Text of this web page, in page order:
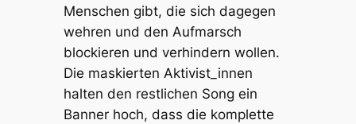
Menschen gibt, die sich dagegen
wehren und den Aufmarsch
blockieren und verhindern wollen.
Die maskierten Aktivist_innen
halten den restlichen Song ein
Banner hoch, dass die komplette